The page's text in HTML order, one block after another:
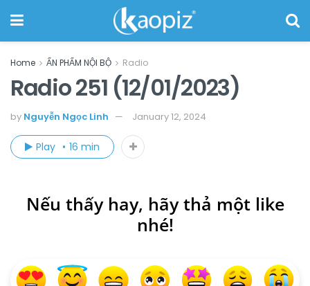
Home ẤN PHẨM NỘI BỘ Radio
Radio 251 (12/01/2023)
by Nguyễn Ngọc Linh January 12, 2024
Play 16 min
Nếu thấy hay, hãy thả một like
nhé!